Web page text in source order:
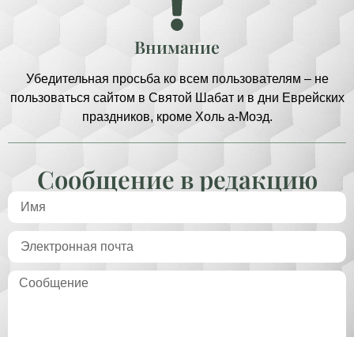
Внимание
Убедительная просьба ко всем пользователям – не
пользоваться сайтом в Святой Шабат и в дни Еврейских
праздников, кроме Холь а-Моэд.
Сообщение в редакцию